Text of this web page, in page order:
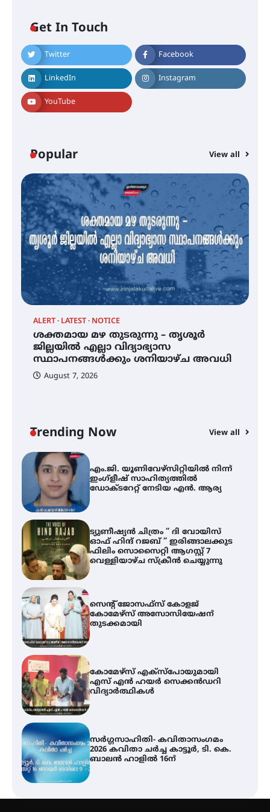
Get In Touch
Twitter Facebook
LinkedIn Instagram
YouTube
Popular View all
ALERT LATEST NOTICE
ശക്തമായ മഴ തുടരുന്നു – തൃശൂർ
ജില്ലയിൽ എല്ലാ വിദ്യാഭ്യാസ
സ്ഥാപനങ്ങൾക്കും ശനിയാഴ്ച അവധി
August 7, 2026
Trending Now View all
എം.ജി. യൂണിവേഴ്‌സിറ്റിയിൽ നിന്ന്
ഇംഗ്ളീഷ് സാഹിത്യത്തിൽ
ഡോക്ടറേറ്റ് നേടിയ എൻ. ആര്യ
വെള്ളിയാഴ്ച സ്‌ക്രീൻ ചെയ്യുന്നു
സെന്റ് ജോസഫ്സ് കോളജ്
കോമേഴ്‌സ് അസോസിയേഷന്
തുടക്കമായി
കോമേഴ്സ് എക്സ്പോയുമായി
എസ് എൻ ഹയർ സെക്കൻഡറി
വിദ്യാർത്ഥികൾ
സർഗ്ഗസാഹിതി- കവിതാസംഗമം
2026 കവിതാ ചർച്ച കാട്ടൂർ, ടി. കെ.
ബാലൻ ഹാളിൽ 16ന്
അവധി
എം.ജി. യൂണിവേഴ്‌സിറ്റിയിൽ നിന്ന്
ഇംഗ്ളീഷ് സാഹിത്യത്തിൽ
ഡോക്ടറേറ്റ് നേടിയ എൻ. ആര്യ
ട്യുണീഷ്യൻ ചിത്രം ” ദി വോയിസ്
ഓഫ് ഹിന്ദ് റജബ് ” ഇരിങ്ങാലക്കുട
ഫിലിം സൊസൈറ്റി ആഗസ്റ്റ് 7
വെള്ളിയാഴ്ച സ്‌ക്രീൻ ചെയ്യുന്നു
സെന്റ് ജോസഫ്സ് കോളജ്
കോമേഴ്‌സ് അസോസിയേഷന്
തുടക്കമായി
കോമേഴ്സ് എക്സ്പോയുമായി
എസ് എൻ ഹയർ സെക്കൻഡറി
വിദ്യാർത്ഥികൾ
സർഗ്ഗസാഹിതി- കവിതാസംഗമം
2026 കവിതാ ചർച്ച കാട്ടൂർ, ടി. കെ.
ബാലൻ ഹാളിൽ 16ന്